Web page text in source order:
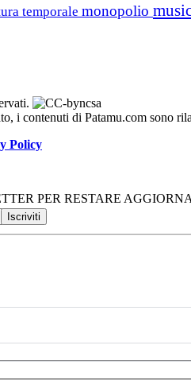
temporale monopolio
i contenuti di Patamu.com sono
Policy
PER RESTARE